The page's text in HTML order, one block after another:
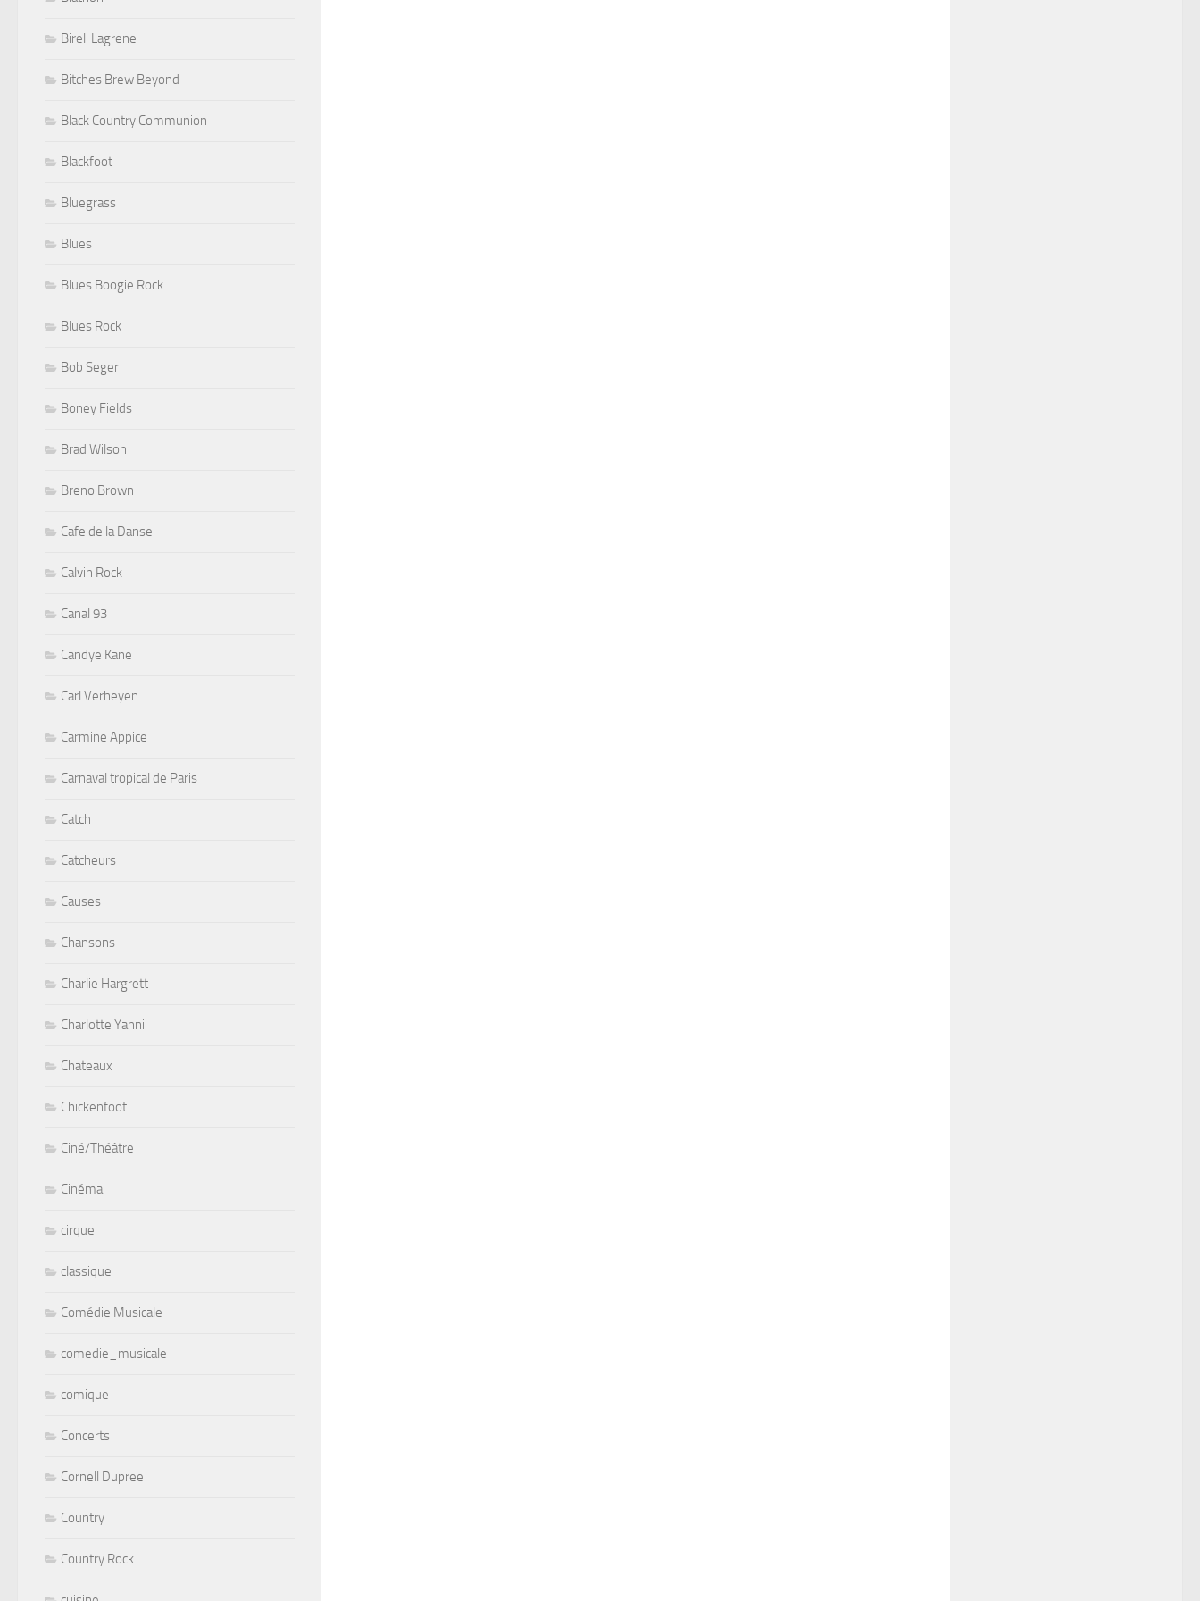
Bireli Lagrene
Bitches Brew Beyond
Black Country Communion
Blackfoot
Bluegrass
Blues
Blues Boogie Rock
Blues Rock
Bob Seger
Boney Fields
Brad Wilson
Breno Brown
Cafe de la Danse
Calvin Rock
Canal 93
Candye Kane
Carl Verheyen
Carmine Appice
Carnaval tropical de Paris
Catch
Catcheurs
Causes
Chansons
Charlie Hargrett
Charlotte Yanni
Chateaux
Chickenfoot
Ciné/Théâtre
Cinéma
cirque
classique
Comédie Musicale
comedie_musicale
comique
Concerts
Cornell Dupree
Country
Country Rock